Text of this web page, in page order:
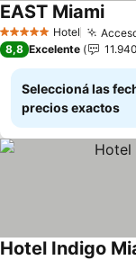
5 Estrellas Hotel
EAST MiamiVer
8,8 Excelente 11.940
Seleccioná las
precios exactos
Hotel Indigo